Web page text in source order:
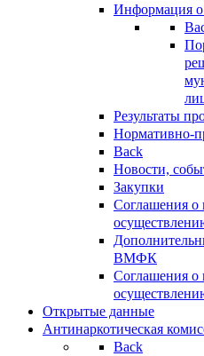
Информация о
Результаты
Нормативно-
Back
Новости,
Закупки
Соглашения
ВМФК
Соглашения
Открытые данные
Антинаркотическая
Back